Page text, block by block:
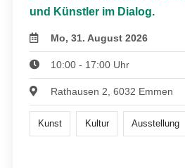
und Künstler im Dialog.
Mo, 31. August 2026
10:00 - 17:00 Uhr
Rathausen 2, 6032 Emmen
Kunst Kultur Ausstellung